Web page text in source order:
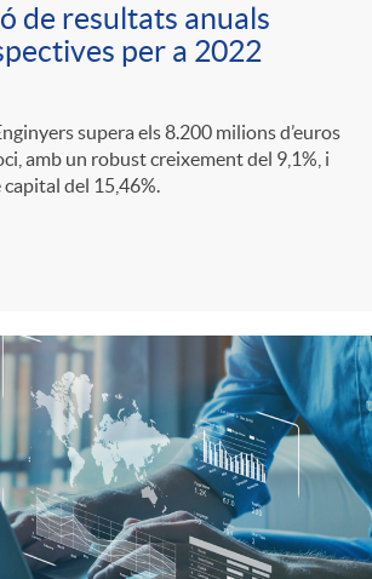
de resultats anuals
per a 2022
supera els 8.200 milions d’euros
amb un robust creixement del 9,1%, i
del 15,46%.